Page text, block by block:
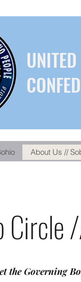
About Us //
Circle
the Governing